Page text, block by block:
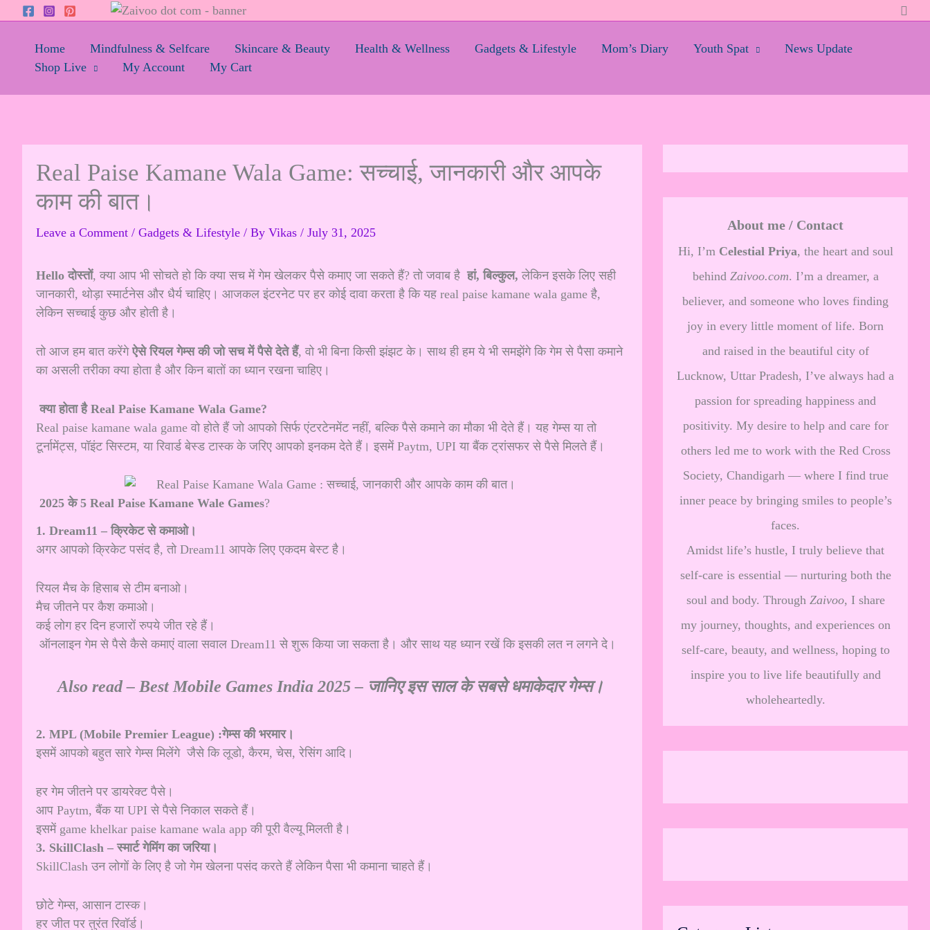
contentHome Mindfulness & Selfcare Skincare & Beauty Health & Wellness Gadgets & Lifestyle Mom’s Diary Youth Spat
News Update
Shop Live
My Account My Cart
Real Paise Kamane Wala Game: सच्चाई, जानकारी और आपके
काम की बात।
Leave a Comment / Gadgets & Lifestyle / By Vikas / July 31, 2025
Hello दोस्तों, क्या आप भी सोचते हो कि क्या सच में गेम खेलकर पैसे कमाए जा सकते हैं? तो जवाब हैहां, बिल्कुल, लेकिन इसके लिए सही
जानकारी, थोड़ा स्मार्टनेस और धैर्य चाहिए। आजकल इंटरनेट पर हर कोई दावा करता है कि यह real paise kamane wala game है,
लेकिन सच्चाई कुछ और होती है।
तो आज हम बात करेंगेऐसे रियल गेम्स की जो सच में पैसे देते हैं, वो भी बिना किसी झंझट के। साथ ही हम ये भी समझेंगे कि गेम से पैसा कमाने
का असली तरीका क्या होता है और किन बातों का ध्यान रखना चाहिए।
क्या होता है Real Paise Kamane Wala Game?
Real paise kamane wala game वो होते हैं जो आपको सिर्फ एंटरटेनमेंट नहीं, बल्कि पैसे कमाने का मौका भी देते हैं। यह गेम्स या तो
टूर्नामेंट्स, पॉइंट सिस्टम, या रिवार्ड बेस्ड टास्क के जरिए आपको इनकम देते हैं। इसमें Paytm, UPI या बैंक ट्रांसफर से पैसे मिलते हैं।
2025 के 5 Real Paise Kamane Wale Games?
1. Dream11 – क्रिकेट से कमाओ।
अगर आपको क्रिकेट पसंद है, तो Dream11 आपके लिए एकदम बेस्ट है।
रियल मैच के हिसाब से टीम बनाओ।
मैच जीतने पर कैश कमाओ।
कई लोग हर दिन हजारों रुपये जीत रहे हैं।
ऑनलाइन गेम से पैसे कैसे कमाएं वाला सवाल Dream11 से शुरू किया जा सकता है। और साथ यह ध्यान रखें कि इसकी लत न लगने दे।
Also read – Best Mobile Games India 2025 – जानिए इस साल के सबसे धमाकेदार गेम्स।
2. MPL (Mobile Premier League) :गेम्स की भरमार।
इसमें आपको बहुत सारे गेम्स मिलेंगे जैसे कि लूडो, कैरम, चेस, रेसिंग आदि।
हर गेम जीतने पर डायरेक्ट पैसे।
आप Paytm, बैंक या UPI से पैसे निकाल सकते हैं।
इसमें game khelkar paise kamane wala app की पूरी वैल्यू मिलती है।
3. SkillClash – स्मार्ट गेमिंग का जरिया।
SkillClash उन लोगों के लिए है जो गेम खेलना पसंद करते हैं लेकिन पैसा भी कमाना चाहते हैं।
छोटे गेम्स, आसान टास्क।
हर जीत पर तुरंत रिवॉर्ड।
About me / Contact
Hi, I’m Celestial Priya, the heart and soul
behind Zaivoo.com. I’m a dreamer, a
believer, and someone who loves finding
joy in every little moment of life. Born
and raised in the beautiful city of
Lucknow, Uttar Pradesh, I’ve always had a
passion for spreading happiness and
positivity. My desire to help and care for
others led me to work with the Red Cross
Society, Chandigarh — where I find true
inner peace by bringing smiles to people’s
faces.
Amidst life’s hustle, I truly believe that
self-care is essential — nurturing both the
soul and body. Through Zaivoo, I share
my journey, thoughts, and experiences on
self-care, beauty, and wellness, hoping to
inspire you to live life beautifully and
wholeheartedly.